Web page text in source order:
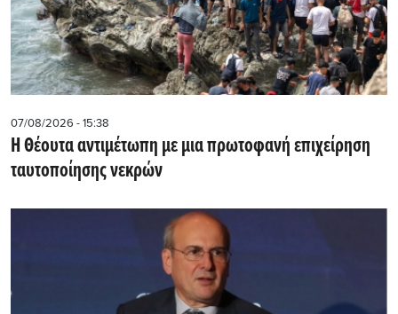
07/08/2026 - 15:38
Η Θέουτα αντιμέτωπη με μια πρωτοφανή επιχείρηση
ταυτοποίησης νεκρών